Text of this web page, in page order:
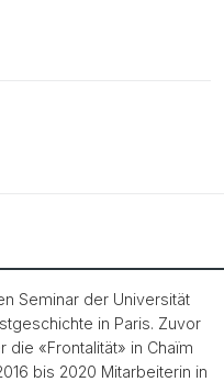
Seminar der Universität
in Paris. Zuvor
«Frontalität» in Chaïm
bis 2020 Mitarbeiterin in